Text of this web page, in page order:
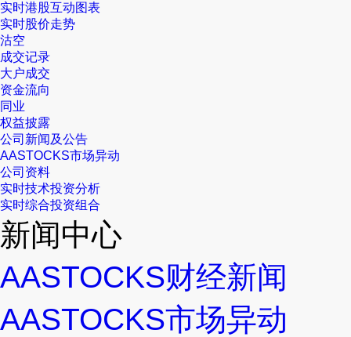
实时港股互动图表
实时股价走势
沽空
成交记录
大户成交
资金流向
同业
权益披露
公司新闻及公告
AASTOCKS市场异动
公司资料
实时技术投资分析
实时综合投资组合
新闻中心
AASTOCKS财经新闻
AASTOCKS市场异动